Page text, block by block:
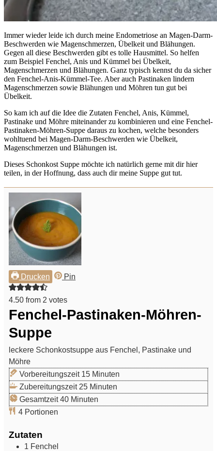
Immer wieder leide ich durch meine Endometriose an Magen-Darm-
Beschwerden wie Magenschmerzen, Übelkeit und Blähungen.
Gegen all diese Beschwerden gibt es tolle Hausmittel. So helfen
zum Beispiel Fenchel, Anis und Kümmel bei Übelkeit,
Magenschmerzen und Blähungen. Ganz typisch kennst du da sicher
den Fenchel-Anis-Kümmel-Tee. Aber auch Pastinaken lindern
Magenschmerzen sowie Blähungen und Möhren tun gut bei
Übelkeit.
So kam ich auf die Idee die Zutaten Fenchel, Anis, Kümmel,
Pastinake und Möhre miteinander zu kombinieren und eine Fenchel-
Pastinaken-Möhren-Suppe daraus zu kochen, welche besonders
wohltuend bei Magen-Darm-Beschwerden wie Übelkeit,
Magenschmerzen und Blähungen ist.
Dieses Schonkost Suppe möchte ich natürlich gerne mit dir hier
teilen, in der Hoffnung, dass auch dir meine Suppe gut tut.
Drucken Pin
4.50 from 2 votes
Fenchel-Pastinaken-Möhren-
Suppe
leckere Schonkostsuppe aus Fenchel, Pastinake und
Möhre
Vorbereitungszeit 15Minuten
Minuten
Zubereitungszeit 25Minuten
Minuten
Gesamtzeit40Minuten
Minuten
4 Portionen
Zutaten
1 Fenchel